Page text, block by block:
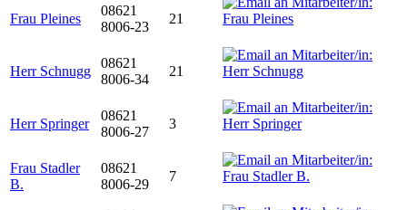
Frau Pleines
08621
8006-23
21
Herr Schnugg
08621
8006-34
21
Herr Springer
08621
8006-27
3
Frau Stadler
B.
08621
8006-29
7